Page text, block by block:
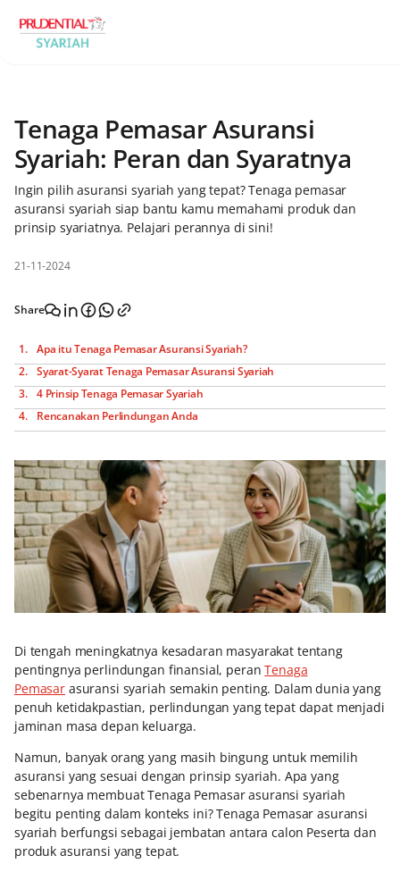
Tenaga Pemasar Asuransi
Syariah: Peran dan Syaratnya
Ingin pilih asuransi syariah yang tepat? Tenaga pemasar
asuransi syariah siap bantu kamu memahami produk dan
prinsip syariatnya. Pelajari perannya di sini!
21-11-2024
Share
Apa itu Tenaga Pemasar Asuransi Syariah?
Syarat-Syarat Tenaga Pemasar Asuransi Syariah
4 Prinsip Tenaga Pemasar Syariah
Rencanakan Perlindungan Anda
Di tengah meningkatnya kesadaran masyarakat tentang
pentingnya perlindungan finansial, peranTenaga
Pemasar asuransi syariah semakin penting. Dalam dunia yang
penuh ketidakpastian, perlindungan yang tepat dapat menjadi
jaminan masa depan keluarga.
Namun, banyak orang yang masih bingung untuk memilih
asuransi yang sesuai dengan prinsip syariah. Apa yang
sebenarnya membuat Tenaga Pemasar asuransi syariah
begitu penting dalam konteks ini? Tenaga Pemasar asuransi
syariah berfungsi sebagai jembatan antara calon Peserta dan
produk asuransi yang tepat.